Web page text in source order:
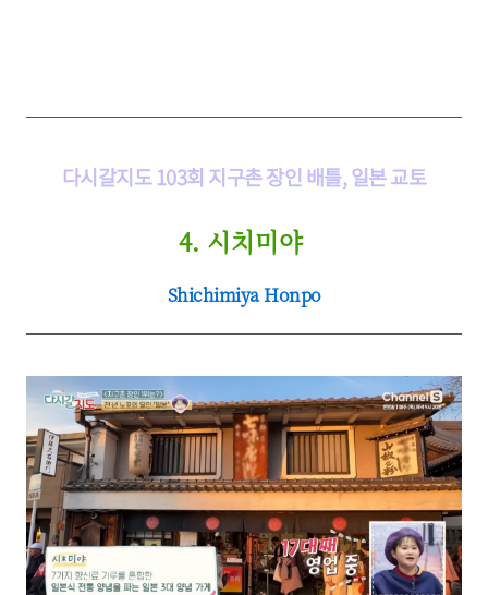
다시갈지도 103회 지구촌 장인 배틀, 일본 교토
4. 시치미야
Shichimiya Honpo